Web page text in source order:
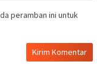
peramban ini untuk